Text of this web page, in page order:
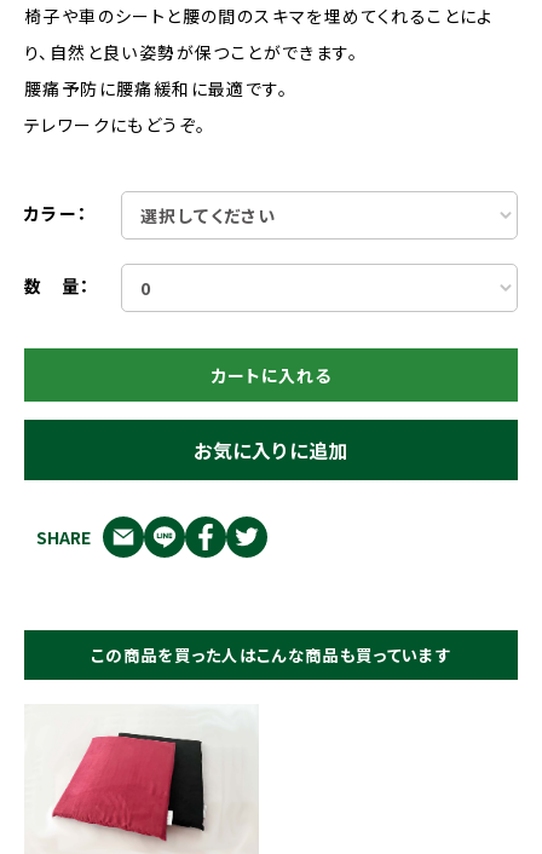
椅子や車のシートと腰の間のスキマを埋めてくれることによ
り、自然と良い姿勢が保つことができます。
腰痛予防に腰痛緩和に最適です。
テレワークにもどうぞ。
カラー：
数 量：
カートに入れる
お気に入りに追加
SHARE
この商品を買った人はこんな商品も買っています